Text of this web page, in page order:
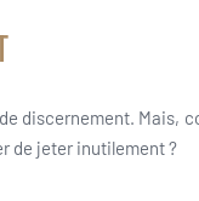
discernement. Mais,
de jeter inutilement ?